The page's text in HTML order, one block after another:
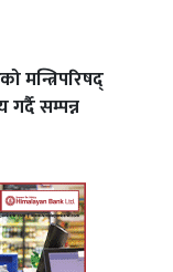
मन्त्रिपरिषद्
सम्पन्न